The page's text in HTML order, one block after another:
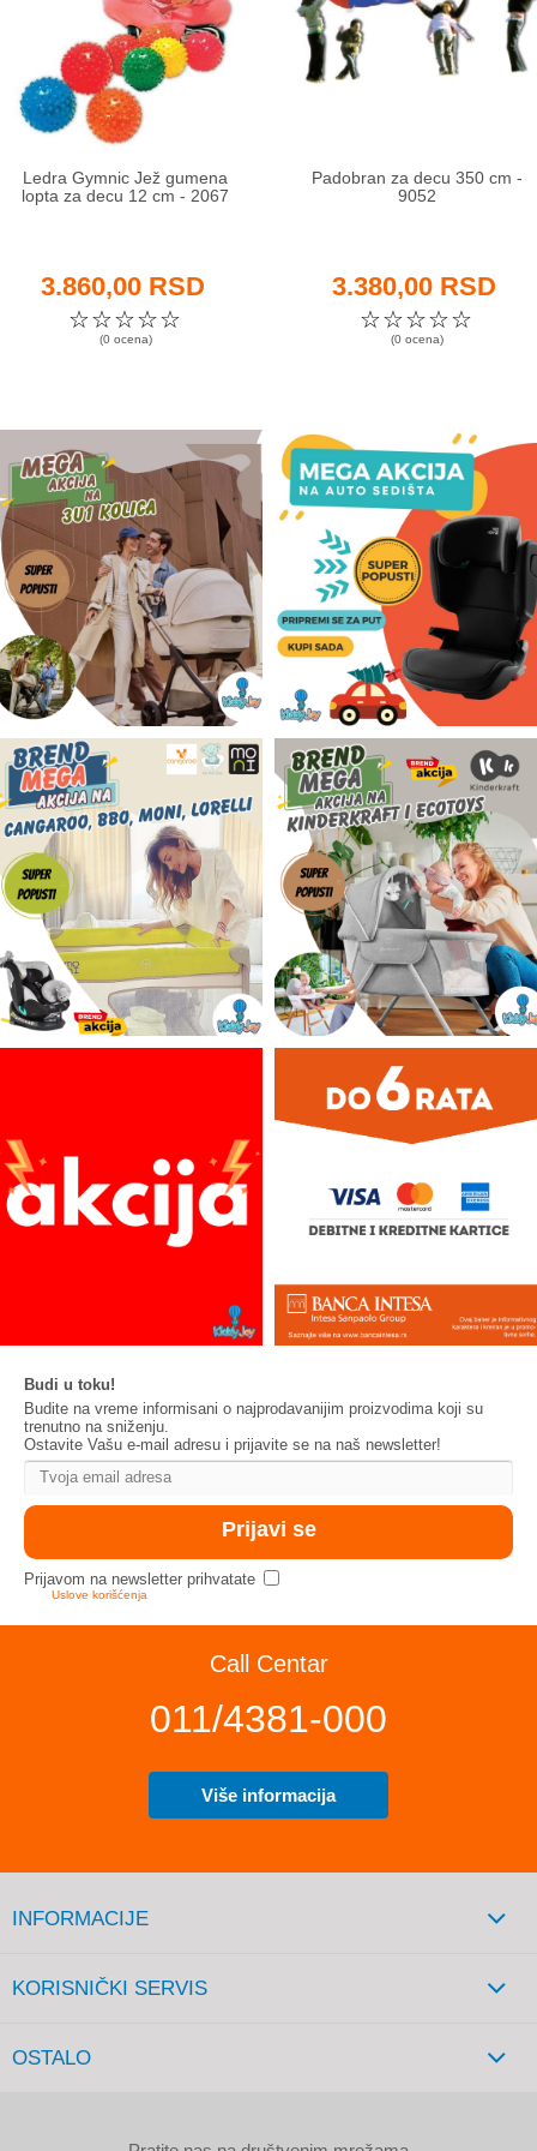
Ledra Gymnic Jež gumena
lopta za decu 12 cm - 2067
3.860,00 RSD
☆
☆
☆
☆
☆
(0 ocena)
Padobran za decu 350 cm -
9052
3.380,00 RSD
☆
☆
☆
☆
☆
(0 ocena)
Budi u toku!
Budite na vreme informisani o najprodavanijim proizvodima koji su
trenutno na sniženju.
Ostavite Vašu e-mail adresu i prijavite se na naš newsletter!
Prijavom na newsletter prihvatate
Uslove korišćenja
Call Centar
011/4381-000
Više informacija
INFORMACIJE
KORISNIČKI SERVIS
OSTALO